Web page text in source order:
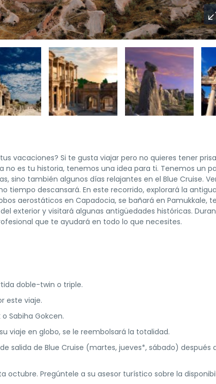
vacaciones? Si te gusta viajar pero no quieres tener
no es tu historia, tenemos una idea para ti. Tenemos un
sino también algunos días relajantes en el Blue Cruise.
tiempo descansará. En este recorrido, explorará la
aerostáticos en Capadocia, se bañará en Pamukkale,
exterior y visitará algunas antigüedades históricas.
que te ayudará en todo lo que necesites.
doble-twin o triple.
este viaje.
Sabiha Gokcen.
viaje en globo, se le reembolsará la totalidad.
salida de Blue Cruise (martes, jueves*, sábado) después
octubre. Pregúntele a su asesor turístico sobre la